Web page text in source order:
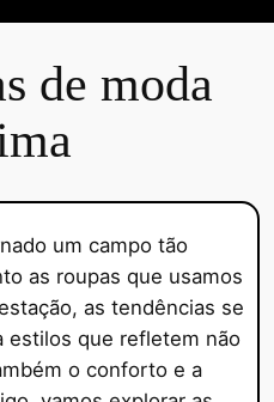
de moda
um campo tão
as roupas que usamos
as tendências se
estilos que refletem não
o conforto e a